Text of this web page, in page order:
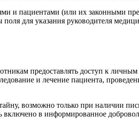
и пациентами (или их законными
для указания руководителя
предоставлять доступ к
и лечение пациента,
возможно только при наличии
в информированное